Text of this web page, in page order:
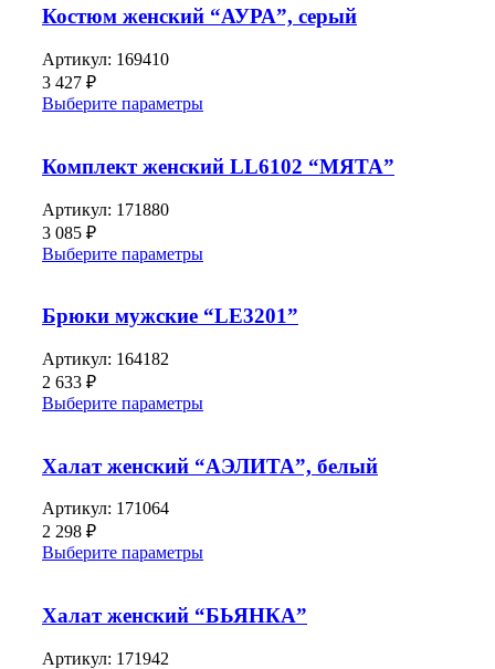
Костюм женский “АУРА”, серый
Артикул: 169410
3 427 ₽
Выберите параметры
Комплект женский LL6102 “МЯТА”
Артикул: 171880
3 085 ₽
Выберите параметры
Брюки мужские “LE3201”
Артикул: 164182
2 633 ₽
Выберите параметры
Халат женский “АЭЛИТА”, белый
Артикул: 171064
2 298 ₽
Выберите параметры
Халат женский “БЬЯНКА”
Артикул: 171942